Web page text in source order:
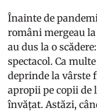
Înainte de
români mergeau
au dus la o
spectacol. Ca
deprinde la vârste
apropii pe copii de
învățat. Astăzi,